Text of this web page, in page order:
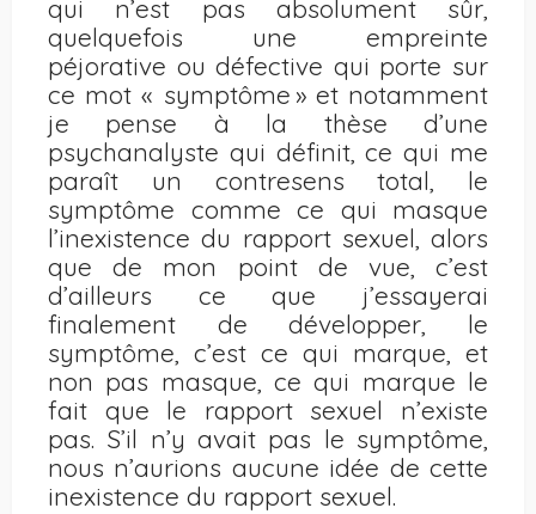
qui n’est pas absolument sûr,
quelquefois une empreinte
péjorative ou défective qui porte sur
ce mot « symptôme » et notamment
je pense à la thèse d’une
psychanalyste qui définit, ce qui me
paraît un contresens total, le
symptôme comme ce qui masque
l’inexistence du rapport sexuel, alors
que de mon point de vue, c’est
d’ailleurs ce que j’essayerai
finalement de développer, le
symptôme, c’est ce qui marque, et
non pas masque, ce qui marque le
fait que le rapport sexuel n’existe
pas. S’il n’y avait pas le symptôme,
nous n’aurions aucune idée de cette
inexistence du rapport sexuel.